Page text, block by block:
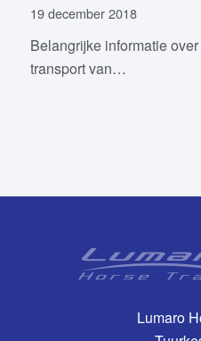
19 december 2018
Belangrijke informatie
transport van…
Lumaro